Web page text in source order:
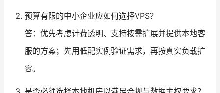
预算有限的中小企业应如何选择VPS？
答：优先考虑计费透明、支持按需扩展并提供本地客
服的方案；先用低配实例验证需求，再按真实负载扩
容。